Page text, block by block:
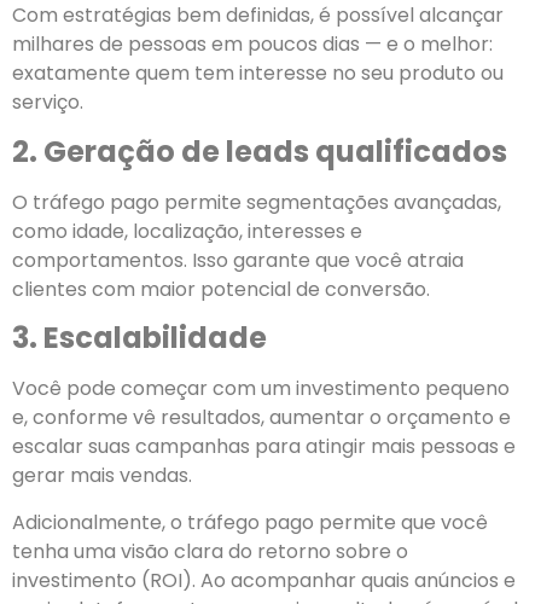
Com estratégias bem definidas, é possível alcançar
milhares de pessoas em poucos dias — e o melhor:
exatamente quem tem interesse no seu produto ou
serviço.
2. Geração de leads qualificados
O tráfego pago permite segmentações avançadas,
como idade, localização, interesses e
comportamentos. Isso garante que você atraia
clientes com maior potencial de conversão.
3. Escalabilidade
Você pode começar com um investimento pequeno
e, conforme vê resultados, aumentar o orçamento e
escalar suas campanhas para atingir mais pessoas e
gerar mais vendas.
Adicionalmente, o tráfego pago permite que você
tenha uma visão clara do retorno sobre o
investimento (ROI). Ao acompanhar quais anúncios e